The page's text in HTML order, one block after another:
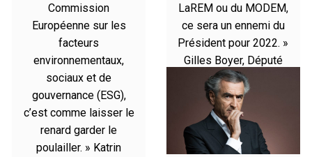
Commission
Européenne sur les
facteurs
environnementaux,
sociaux et de
gouvernance (ESG),
c’est comme laisser le
renard garder le
poulailler. » Katrin
LaREM ou du MODEM,
ce sera un ennemi du
Président pour 2022. »
Gilles Boyer, Député
européen.31/05/2019 –
Source : Europe 1